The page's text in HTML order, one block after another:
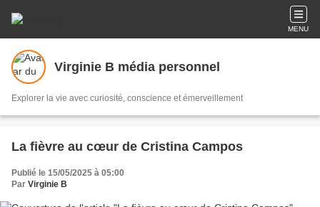
MENU
Virginie B média personnel
Explorer la vie avec curiosité, conscience et émerveillement
La fièvre au cœur de Cristina Campos
Publié le 15/05/2025 à 05:00
Par Virginie B